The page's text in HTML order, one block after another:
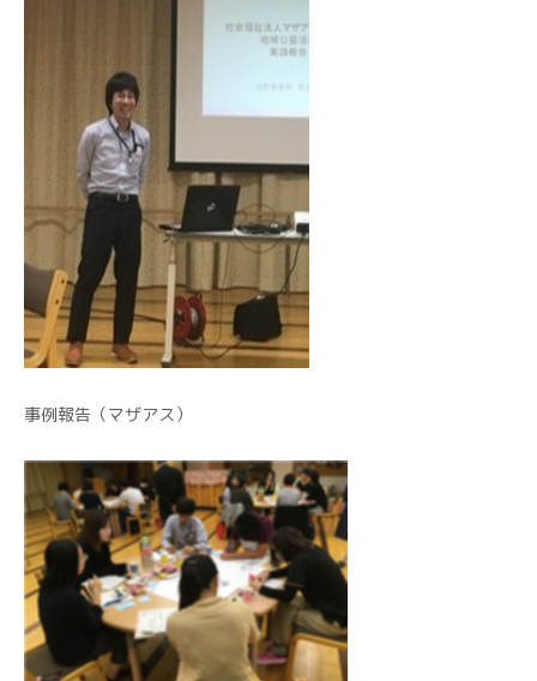
事例報告（マザアス）